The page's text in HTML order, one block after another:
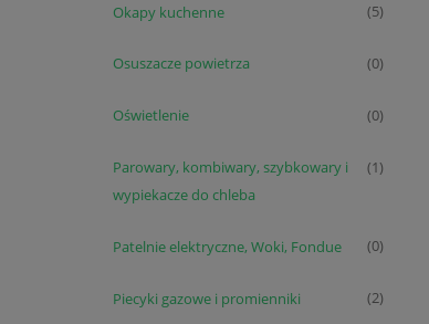
Okapy kuchenne (5)
Osuszacze powietrza (0)
Oświetlenie (0)
Parowary, kombiwary, szybkowary i
wypiekacze do chleba
(1)
Patelnie elektryczne, Woki, Fondue (0)
Piecyki gazowe i promienniki (2)